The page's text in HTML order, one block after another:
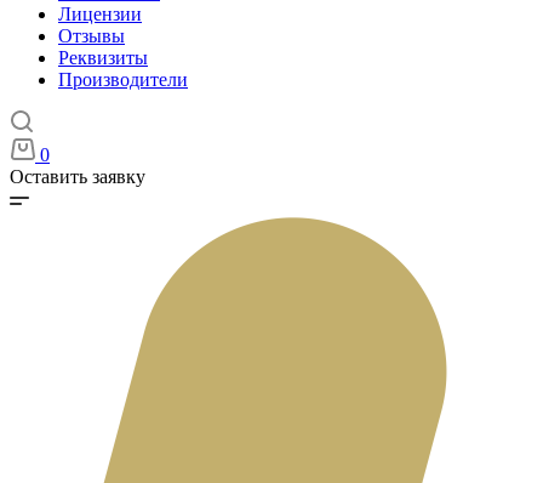
Лицензии
Отзывы
Реквизиты
Производители
0
Оставить заявку